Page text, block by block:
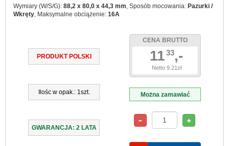
Wymiary (W/S/G): 88,2 x 80,0 x 44,3 mm, Sposób mocowania: Pazurki /
Wkręty, Maksymalne obciążenie: 16A
PRODUKT POLSKI
Ilośc w opak.: 1szt.
GWARANCJA: 2 LATA
CENA BRUTTO
1133,-
Netto 9.21zł
Można zamawiać